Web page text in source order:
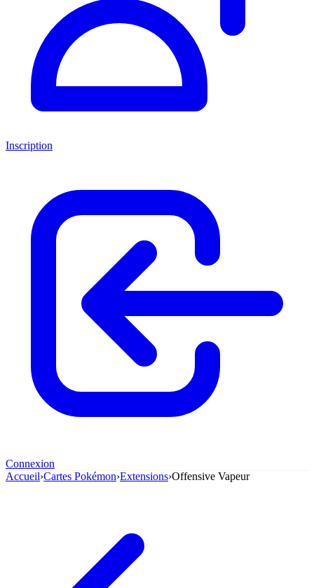
Inscription
Connexion
Accueil›Cartes Pokémon›Extensions›Offensive Vapeur